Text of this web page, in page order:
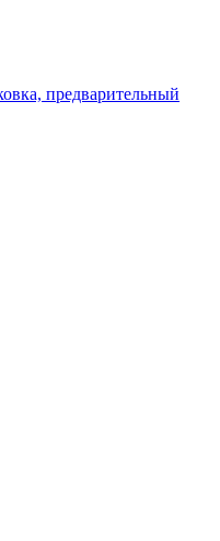
предварительный